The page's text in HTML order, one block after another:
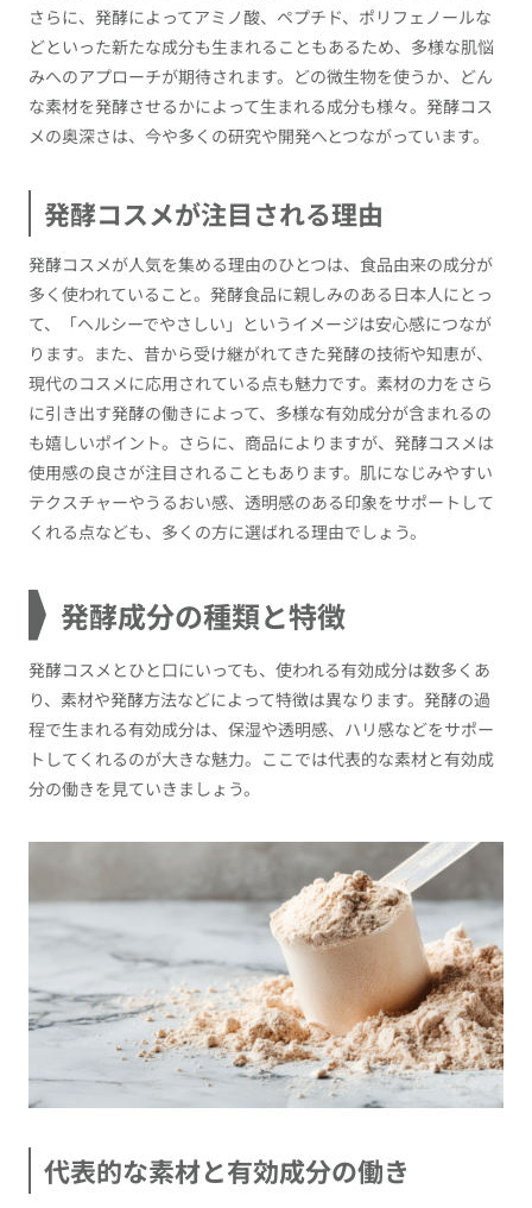
さらに、発酵によってアミノ酸、ペプチド、ポリフェノールな
どといった新たな成分も生まれることもあるため、多様な肌悩
みへのアプローチが期待されます。どの微生物を使うか、どん
な素材を発酵させるかによって生まれる成分も様々。発酵コス
メの奥深さは、今や多くの研究や開発へとつながっています。
発酵コスメが注目される理由
発酵コスメが人気を集める理由のひとつは、食品由来の成分が
多く使われていること。発酵食品に親しみのある日本人にとっ
て、「ヘルシーでやさしい」というイメージは安心感につなが
ります。また、昔から受け継がれてきた発酵の技術や知恵が、
現代のコスメに応用されている点も魅力です。素材の力をさら
に引き出す発酵の働きによって、多様な有効成分が含まれるの
も嬉しいポイント。さらに、商品によりますが、発酵コスメは
使用感の良さが注目されることもあります。肌になじみやすい
テクスチャーやうるおい感、透明感のある印象をサポートして
くれる点なども、多くの方に選ばれる理由でしょう。
発酵成分の種類と特徴
発酵コスメとひと口にいっても、使われる有効成分は数多くあ
り、素材や発酵方法などによって特徴は異なります。発酵の過
程で生まれる有効成分は、保湿や透明感、ハリ感などをサポー
トしてくれるのが大きな魅力。ここでは代表的な素材と有効成
分の働きを見ていきましょう。
代表的な素材と有効成分の働き